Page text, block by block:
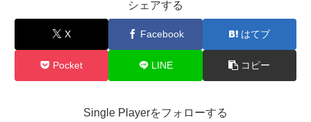
シェアする
X Facebook はてブ
Pocket LINE コピー
Single Playerをフォローする